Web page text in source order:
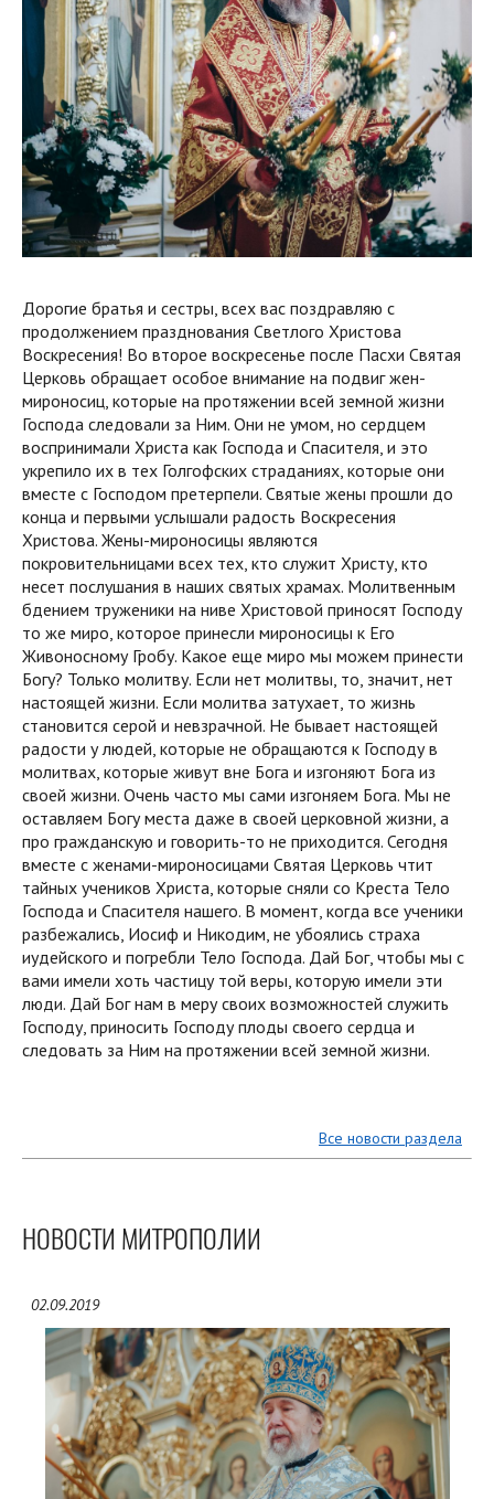
Дорогие братья и сестры, всех вас поздравляю с
продолжением празднования Светлого Христова
Воскресения! Во второе воскресенье после Пасхи Святая
Церковь обращает особое внимание на подвиг жен-
мироносиц, которые на протяжении всей земной жизни
Господа следовали за Ним. Они не умом, но сердцем
воспринимали Христа как Господа и Спасителя, и это
укрепило их в тех Голгофских страданиях, которые они
вместе с Господом претерпели. Святые жены прошли до
конца и первыми услышали радость Воскресения
Христова. Жены-мироносицы являются
покровительницами всех тех, кто служит Христу, кто
несет послушания в наших святых храмах. Молитвенным
бдением труженики на ниве Христовой приносят Господу
то же миро, которое принесли мироносицы к Его
Живоносному Гробу. Какое еще миро мы можем принести
Богу? Только молитву. Если нет молитвы, то, значит, нет
настоящей жизни. Если молитва затухает, то жизнь
становится серой и невзрачной. Не бывает настоящей
радости у людей, которые не обращаются к Господу в
молитвах, которые живут вне Бога и изгоняют Бога из
своей жизни. Очень часто мы сами изгоняем Бога. Мы не
оставляем Богу места даже в своей церковной жизни, а
про гражданскую и говорить-то не приходится. Сегодня
вместе с женами-мироносицами Святая Церковь чтит
тайных учеников Христа, которые сняли со Креста Тело
Господа и Спасителя нашего. В момент, когда все ученики
разбежались, Иосиф и Никодим, не убоялись страха
иудейского и погребли Тело Господа. Дай Бог, чтобы мы с
вами имели хоть частицу той веры, которую имели эти
люди. Дай Бог нам в меру своих возможностей служить
Господу, приносить Господу плоды своего сердца и
следовать за Ним на протяжении всей земной жизни.
Все новости раздела
НОВОСТИ МИТРОПОЛИИ
02.09.2019